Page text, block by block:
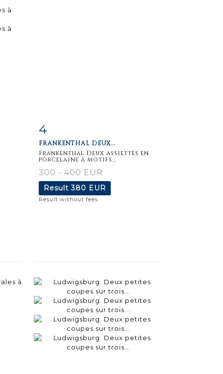
4
FRANKENTHAL DEUX...
Frankenthal Deux assiettes en
porcelaine à motifs...
300 - 400 EUR
Result380 EUR
Result without fees